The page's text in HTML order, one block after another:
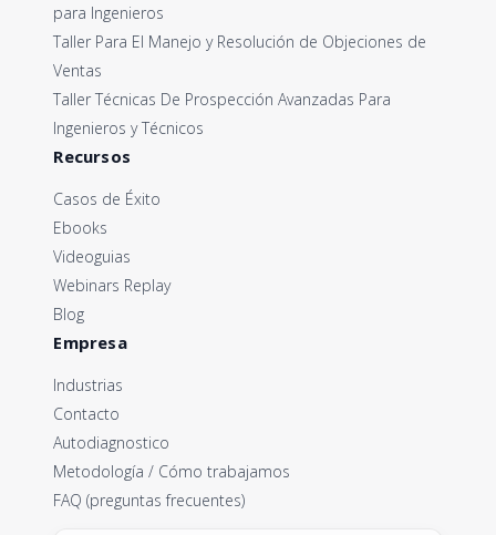
para Ingenieros
Taller Para El Manejo y Resolución de Objeciones de
Ventas
Taller Técnicas De Prospección Avanzadas Para
Ingenieros y Técnicos
Recursos
Casos de Éxito
Ebooks
Videoguias
Webinars Replay
Blog
Empresa
Industrias
Contacto
Autodiagnostico
Metodología / Cómo trabajamos
FAQ (preguntas frecuentes)